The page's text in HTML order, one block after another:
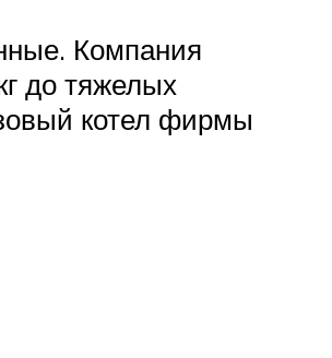
Компания
до тяжелых
котел фирмы